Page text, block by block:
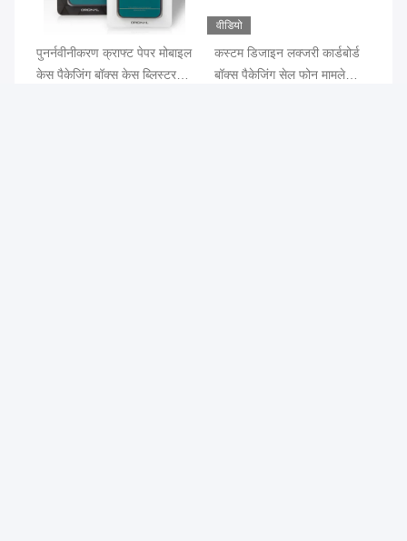
पुनर्नवीनीकरण क्राफ्ट पेपर मोबाइल
केस पैकेजिंग बॉक्स केस ब्लिस्टर
वीडियो
कस्टम डिजाइन लक्जरी कार्डबोर्ड
बॉक्स पैकेजिंग सेल फोन मामले